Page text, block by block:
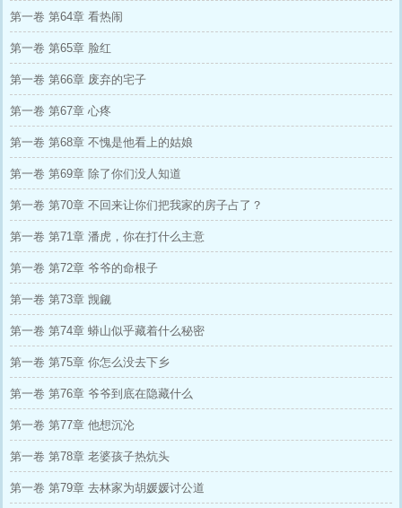
第一卷 第64章 看热闹
第一卷 第65章 脸红
第一卷 第66章 废弃的宅子
第一卷 第67章 心疼
第一卷 第68章 不愧是他看上的姑娘
第一卷 第69章 除了你们没人知道
第一卷 第70章 不回来让你们把我家的房子占了？
第一卷 第71章 潘虎，你在打什么主意
第一卷 第72章 爷爷的命根子
第一卷 第73章 觊觎
第一卷 第74章 蟒山似乎藏着什么秘密
第一卷 第75章 你怎么没去下乡
第一卷 第76章 爷爷到底在隐藏什么
第一卷 第77章 他想沉沦
第一卷 第78章 老婆孩子热炕头
第一卷 第79章 去林家为胡媛媛讨公道